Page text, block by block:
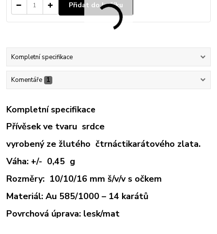
Přidat do košíku
Kompletní specifikace
Komentáře 1
Kompletní specifikace
Přívěsek ve tvaru srdce
vyrobený ze žlutého čtrnáctikarátového zlata.
Váha: +/- 0,45 g
Rozměry: 10/10/16 mm š/v/v s očkem
Materiál: Au 585/1000 – 14 karátů
Povrchová úprava: lesk/mat